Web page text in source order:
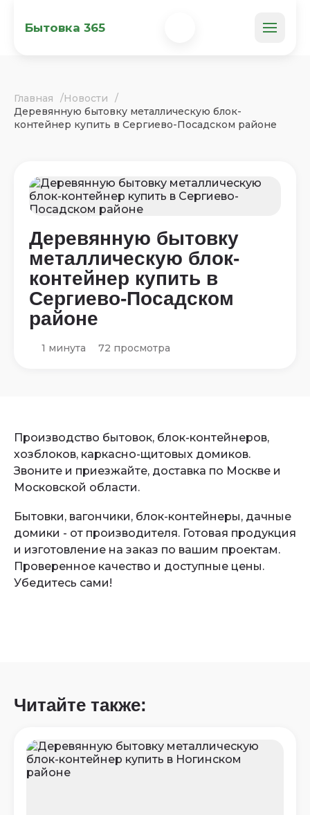
Бытовка 365
Главная
Новости
Деревянную бытовку металлическую блок-
контейнер купить в Сергиево-Посадском районе
Деревянную бытовку
металлическую блок-
контейнер купить в
Сергиево-Посадском
районе
1 минута 72 просмотра
Производство бытовок, блок-контейнеров,
хозблоков, каркасно-щитовых домиков.
Звоните и приезжайте, доставка по Москве и
Московской области.
Бытовки, вагончики, блок-контейнеры, дачные
домики - от производителя. Готовая продукция
и изготовление на заказ по вашим проектам.
Проверенное качество и доступные цены.
Убедитесь сами!
Читайте также: